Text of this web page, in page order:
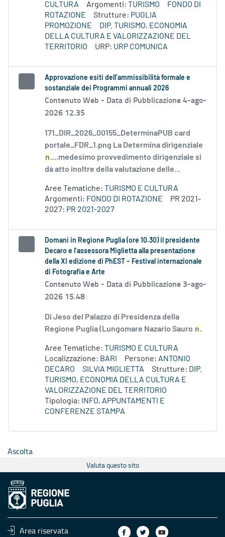
CULTURA
Argomenti: TURISMO
FONDO DI
ROTAZIONE
Strutture: PUGLIA
PROMOZIONE
DIP. TURISMO, ECONOMIA
DELLA CULTURA E VALORIZZAZIONE DEL
TERRITORIO
URP: URP COMUNICA
Approvazione esiti dell’ammissibilità formale e
sostanziale dei Programmi annuali 2026
Contenuto Web - Data di Pubblicazione 4-ago-
2026 12.35
171_DIR_2026_00155_DeterminaPUB card
portale_FDR_1.png La Determina dirigenziale
n....medesimo provvedimento dirigenziale si
dà atto inoltre della valutazione delle...
Aree Tematiche: TURISMO E CULTURA
Argomenti: FONDO DI ROTAZIONE
PR 2021-
2027: PR 2021-2027
Domani in Regione Puglia (ore 10.30) il presidente
Decaro e l’assessora Miglietta alla presentazione
della XI edizione di PhEST – Festival internazionale
di Fotografia e Arte
Contenuto Web - Data di Pubblicazione 3-ago-
2026 15.48
Di Jeso del Palazzo di Presidenza della
Regione Puglia (Lungomare Nazario Sauro n.
Aree Tematiche: TURISMO E CULTURA
Localizzazione: BARI Persone: ANTONIO
DECARO
SILVIA MIGLIETTA Strutture: DIP.
TURISMO, ECONOMIA DELLA CULTURA E
VALORIZZAZIONE DEL TERRITORIO
Tipologia:
INFO, APPUNTAMENTI E
CONFERENZE STAMPA
Ascolta
Valuta questo sito
Area riservata